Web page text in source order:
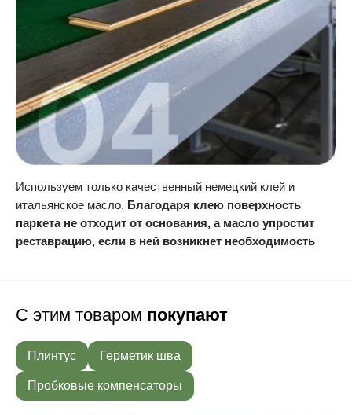
Используем только качественный немецкий клей и
итальянское масло. Благодаря клею поверхность
паркета не отходит от основания, а масло упростит
реставрацию, если в ней возникнет необходимость
С этим товаром покупают
Плинтус Герметик шва
Пробковые компенсаторы